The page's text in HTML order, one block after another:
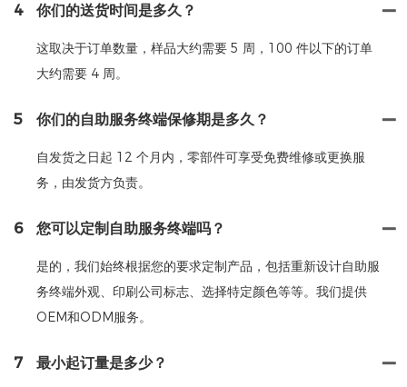
4 你们的送货时间是多久？
这取决于订单数量，样品大约需要 5 周，100 件以下的订单
大约需要 4 周。
5 你们的自助服务终端保修期是多久？
自发货之日起 12 个月内，零部件可享受免费维修或更换服
务，由发货方负责。
6 您可以定制自助服务终端吗？
是的，我们始终根据您的要求定制产品，包括重新设计自助服
务终端外观、印刷公司标志、选择特定颜色等等。我们提供
OEM和ODM服务。
7 最小起订量是多少？